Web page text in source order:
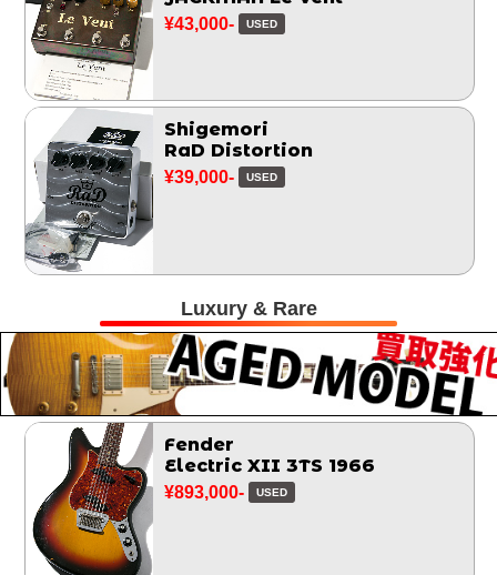
¥43,000- USED
Shigemori
RaD Distortion
¥39,000- USED
Luxury & Rare
Fender
Electric XII 3TS 1966
¥893,000- USED